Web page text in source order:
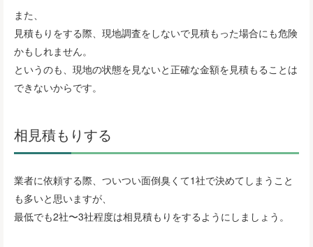
また、
見積もりをする際、現地調査をしないで見積もった場合にも危険
かもしれません。
というのも、現地の状態を見ないと正確な金額を見積もることは
できないからです。
相見積もりする
業者に依頼する際、ついつい面倒臭くて1社で決めてしまうこと
も多いと思いますが、
最低でも2社〜3社程度は相見積もりをするようにしましょう。